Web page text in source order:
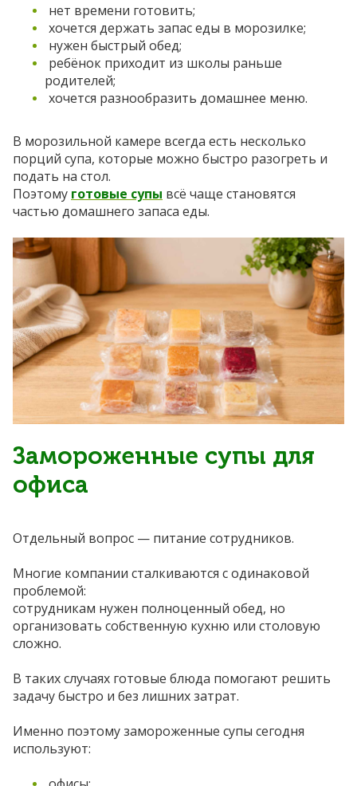
нет времени готовить;
хочется держать запас еды в морозилке;
нужен быстрый обед;
ребёнок приходит из школы раньше
родителей;
хочется разнообразить домашнее меню.
В морозильной камере всегда есть несколько
порций супа, которые можно быстро разогреть и
подать на стол.
Поэтому готовые супы всё чаще становятся
частью домашнего запаса еды.
Замороженные супы для
офиса
Отдельный вопрос — питание сотрудников.
Многие компании сталкиваются с одинаковой
проблемой:
сотрудникам нужен полноценный обед, но
организовать собственную кухню или столовую
сложно.
В таких случаях готовые блюда помогают решить
задачу быстро и без лишних затрат.
Именно поэтому замороженные супы сегодня
используют: